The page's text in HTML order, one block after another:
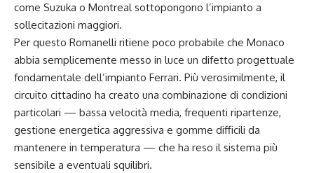
come Suzuka o Montreal sottopongono l’impianto a
sollecitazioni maggiori.
Per questo Romanelli ritiene poco probabile che Monaco
abbia semplicemente messo in luce un difetto progettuale
fondamentale dell’impianto Ferrari. Più verosimilmente, il
circuito cittadino ha creato una combinazione di condizioni
particolari — bassa velocità media, frequenti ripartenze,
gestione energetica aggressiva e gomme difficili da
mantenere in temperatura — che ha reso il sistema più
sensibile a eventuali squilibri.